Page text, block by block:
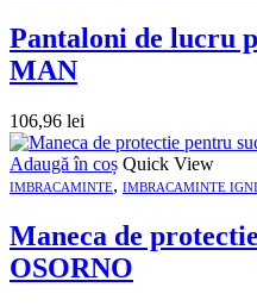
Pantaloni de lucru
MAN
106,96 lei
Adaugă în coș Quick View
IMBRACAMINTE, IMBRACAMINTE
Maneca de
OSORNO